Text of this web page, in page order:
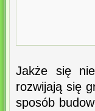
Jakże się
rozwijają się
sposób